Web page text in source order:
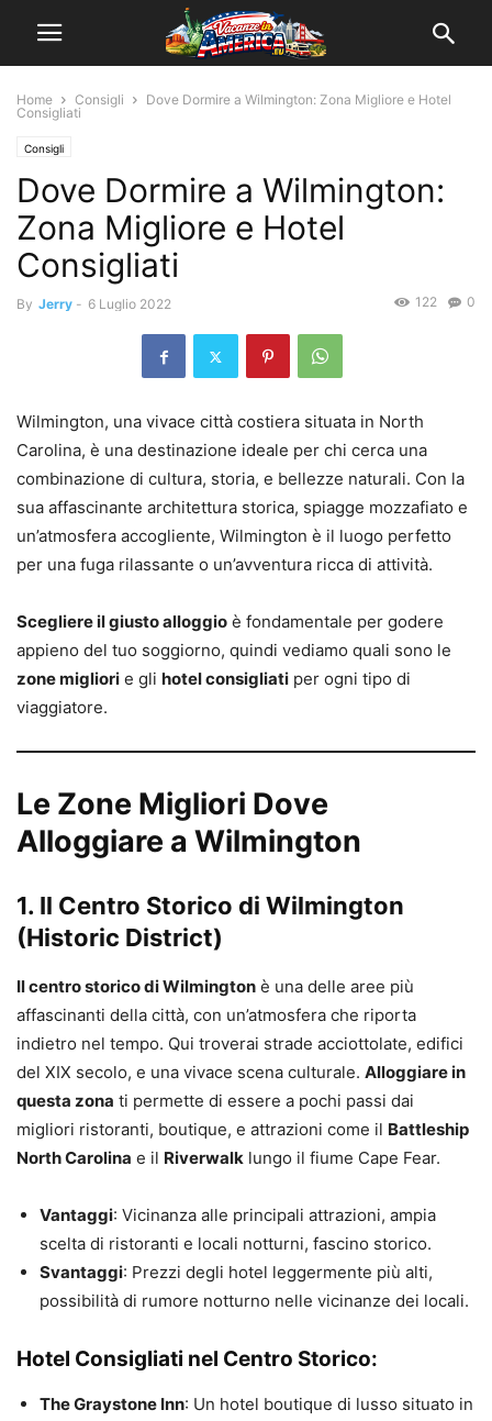
Home Consigli
Dove Dormire a Wilmington: Zona Migliore e Hotel
Consigliati
Consigli
Dove Dormire a Wilmington:
Zona Migliore e Hotel
Consigliati
By Jerry - 6 Luglio 2022 0
122
Wilmington, una vivace città costiera situata in North
Carolina, è una destinazione ideale per chi cerca una
combinazione di cultura, storia, e bellezze naturali. Con la
sua affascinante architettura storica, spiagge mozzafiato e
un’atmosfera accogliente, Wilmington è il luogo perfetto
per una fuga rilassante o un’avventura ricca di attività.
Scegliere il giusto alloggio è fondamentale per godere
appieno del tuo soggiorno, quindi vediamo quali sono le
zone migliori e gli hotel consigliati per ogni tipo di
viaggiatore.
Le Zone Migliori Dove
Alloggiare a Wilmington
1. Il Centro Storico di Wilmington
(Historic District)
Il centro storico di Wilmington è una delle aree più
affascinanti della città, con un’atmosfera che riporta
indietro nel tempo. Qui troverai strade acciottolate, edifici
del XIX secolo, e una vivace scena culturale. Alloggiare in
questa zona ti permette di essere a pochi passi dai
migliori ristoranti, boutique, e attrazioni come il Battleship
North Carolina e il Riverwalk lungo il fiume Cape Fear.
Vantaggi: Vicinanza alle principali attrazioni, ampia
scelta di ristoranti e locali notturni, fascino storico.
Svantaggi: Prezzi degli hotel leggermente più alti,
possibilità di rumore notturno nelle vicinanze dei locali.
Hotel Consigliati nel Centro Storico:
The Graystone Inn: Un hotel boutique di lusso situato in